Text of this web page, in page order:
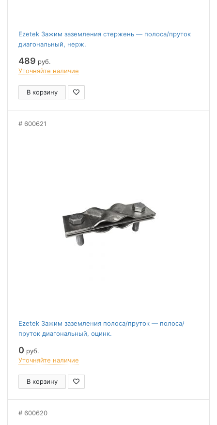
Ezetek Зажим заземления стержень — полоса/пруток
диагональный, нерж.
489 руб.
Уточняйте наличие
В корзину
600621
Ezetek Зажим заземления полоса/пруток — полоса/
пруток диагональный, оцинк.
0 руб.
Уточняйте наличие
В корзину
600620